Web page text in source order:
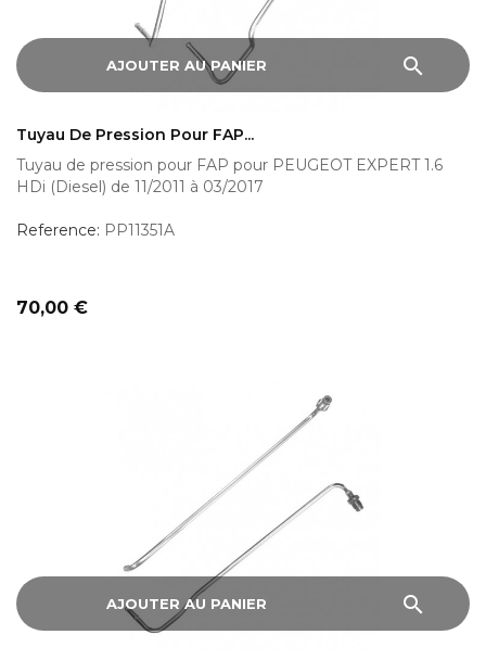
AJOUTER AU PANIER search
Tuyau De Pression Pour FAP...
Tuyau de pression pour FAP pour PEUGEOT EXPERT 1.6
HDi (Diesel) de 11/2011 à 03/2017
Reference: PP11351A
Prix
70,00 €
AJOUTER AU PANIER search